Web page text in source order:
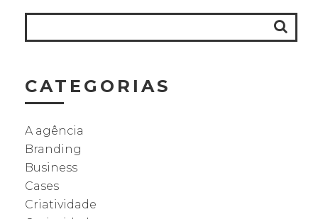
CATEGORIAS
A agência
Branding
Business
Cases
Criatividade